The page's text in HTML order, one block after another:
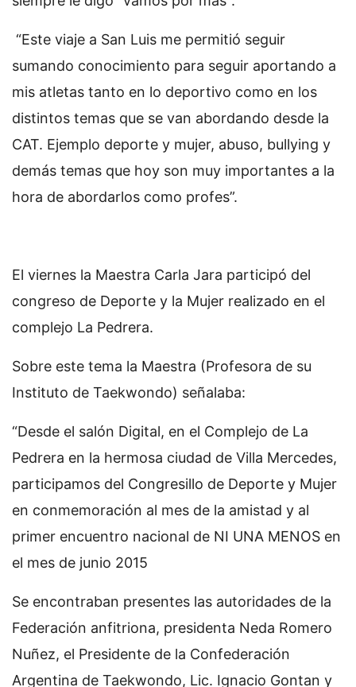
“Este viaje a San Luis me permitió seguir
sumando conocimiento para seguir aportando a
mis atletas tanto en lo deportivo como en los
distintos temas que se van abordando desde la
CAT. Ejemplo deporte y mujer, abuso, bullying y
demás temas que hoy son muy importantes a la
hora de abordarlos como profes”.
El viernes la Maestra Carla Jara participó del
congreso de Deporte y la Mujer realizado en el
complejo La Pedrera.
Sobre este tema la Maestra (Profesora de su
Instituto de Taekwondo) señalaba:
“Desde el salón Digital, en el Complejo de La
Pedrera en la hermosa ciudad de Villa Mercedes,
participamos del Congresillo de Deporte y Mujer
en conmemoración al mes de la amistad y al
primer encuentro nacional de NI UNA MENOS en
el mes de junio 2015
Se encontraban presentes las autoridades de la
Federación anfitriona, presidenta Neda Romero
Nuñez, el Presidente de la Confederación
Argentina de Taekwondo, Lic. Ignacio Gontan y